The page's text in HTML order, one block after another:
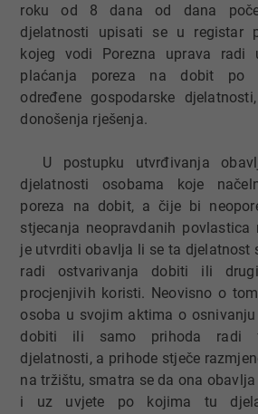
roku od 8 dana od dana
djelatnosti upisati se u registar
kojeg vodi Porezna uprava radi
plaćanja poreza na dobit po
određene gospodarske
donošenja rješenja.
U postupku utvrđivanja
djelatnosti osobama koje
poreza na dobit, a čije bi
stjecanja neopravdanih
je utvrditi obavlja li se ta djelatnost
radi ostvarivanja dobiti ili
procjenjivih koristi. Neovisno o
osoba u svojim aktima o
dobiti ili samo prihoda radi
djelatnosti, a prihode stječe
na tržištu, smatra se da ona
i uz uvjete po kojima tu